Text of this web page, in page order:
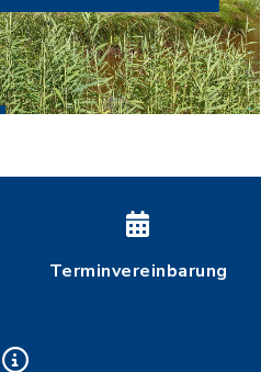
Terminvereinbarung